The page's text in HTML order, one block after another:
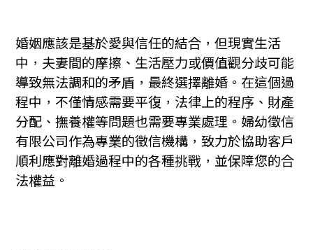
婚姻應該是基於愛與信任的結合，但現實生活
中，夫妻間的摩擦、生活壓力或價值觀分歧可能
導致無法調和的矛盾，最終選擇離婚。在這個過
程中，不僅情感需要平復，法律上的程序、財產
分配、撫養權等問題也需要專業處理。婦幼徵信
有限公司作為專業的徵信機構，致力於協助客戶
順利應對離婚過程中的各種挑戰，並保障您的合
法權益。